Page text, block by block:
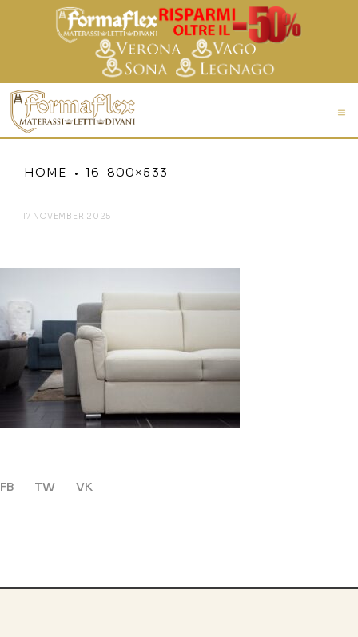
HOME 16-800×533
17 NOVEMBER 2025
FB TW VK